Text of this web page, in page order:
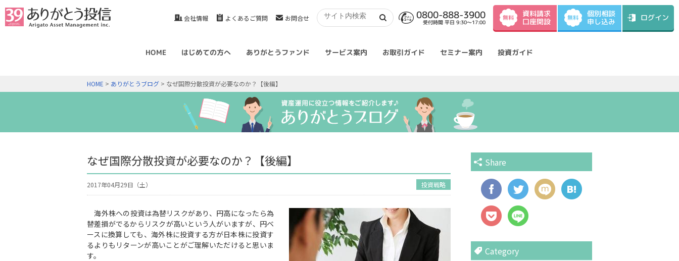
会社情報 よくあるご質問 お問合せ 0800-888-3900
受付時間 平日 9:30～17:00
無料 資料請求
口座開設 無料 個別相談
申し込み ログイン
HOME はじめての方へ ありがとうファンド サービス案内 お取引ガイド セミナー案内 投資ガイド
HOME > ありがとうブログ > なぜ国際分散投資が必要なのか？【後編】
なぜ国際分散投資が必要なのか？【後編】
2017年04月29日（土） 投資戦略
海外株への投資は為替リスクがあり、円高になったら為
替差損がでるからリスクが高いという人がいますが、円ベ
ースに換算しても、海外株に投資する方が日本株に投資す
るよりもリターンが高いことがご理解いただけると思いま
す。
Share
Category